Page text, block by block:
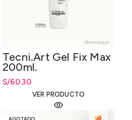
Tecni.Art Gel Fix Max
200ml.
S/60.30
VER PRODUCTO